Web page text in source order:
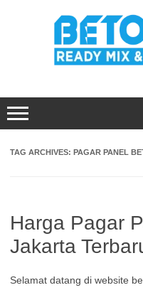
TAG ARCHIVES: PAGAR PANEL
Harga Pagar
Jakarta
Selamat datang di website